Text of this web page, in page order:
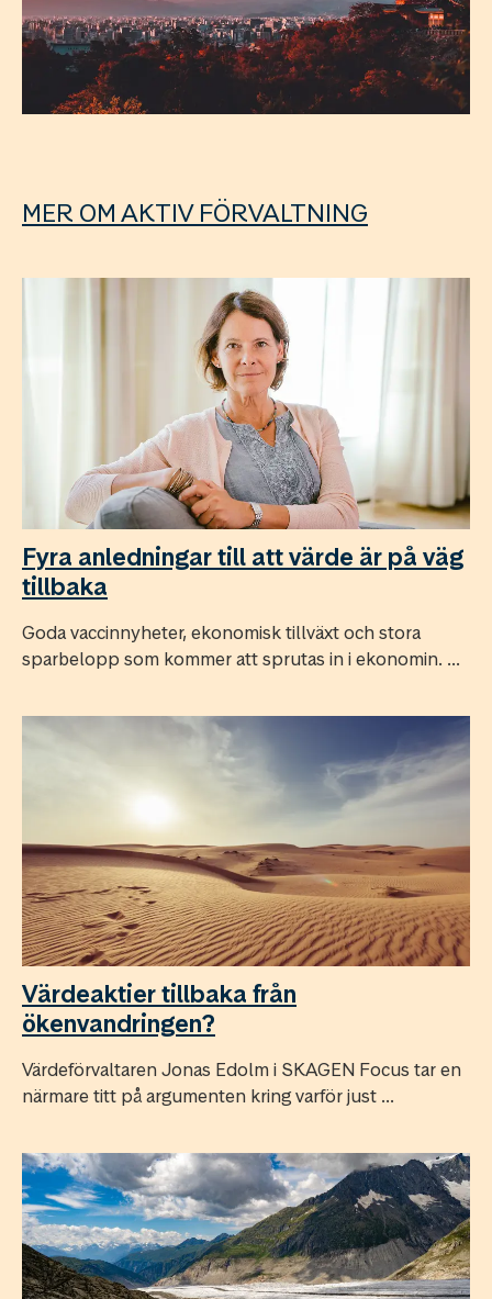
MER OM AKTIV FÖRVALTNING
Fyra anledningar till att värde är på väg
tillbaka
Goda vaccinnyheter, ekonomisk tillväxt och stora
sparbelopp som kommer att sprutas in i ekonomin. ...
Värdeaktier tillbaka från
ökenvandringen?
Värdeförvaltaren Jonas Edolm i SKAGEN Focus tar en
närmare titt på argumenten kring varför just ...